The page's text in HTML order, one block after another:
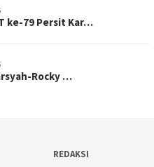
ke-79 Persit Kar…
Rocky …
REDAKSI